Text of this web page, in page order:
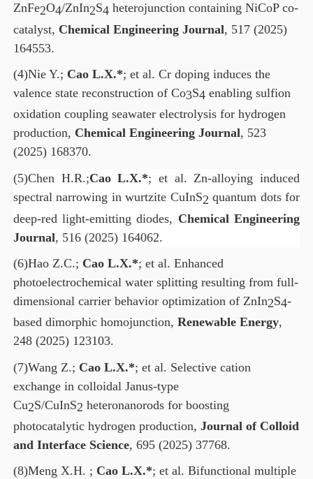
ZnFe2O4/ZnIn2S4heterojunction containing NiCoP co-
catalyst, Chemical Engineering Journal, 517 (2025)
164553.
(4)Nie Y.; Cao L.X.*; et al. Cr doping induces the
valence state reconstruction of Co3S4enabling sulfion
oxidation coupling seawater electrolysis for hydrogen
production, Chemical Engineering Journal, 523
(2025) 168370.
(5)Chen H.R.;Cao L.X.*; et al. Zn-alloying induced
spectral narrowing in wurtzite CuInS2 quantum dots for
deep-red light-emitting diodes, Chemical Engineering
Journal, 516 (2025) 164062.
(6)Hao Z.C.; Cao L.X.*; et al. Enhanced
photoelectrochemical water splitting resulting from full-
dimensional carrier behavior optimization of ZnIn2S4-
based dimorphic homojunction, Renewable Energy,
248 (2025) 123103.
(7)Wang Z.; Cao L.X.*; et al. Selective cation
exchange in colloidal Janus-type
Cu2S/CuInS2 heteronanorods for boosting
photocatalytic hydrogen production, Journal of Colloid
and Interface Science, 695 (2025) 37768.
(8)Meng X.H. ; Cao L.X.*; et al. Bifunctional multiple